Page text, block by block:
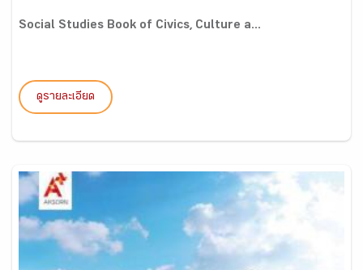
Social Studies Book of Civics, Culture a...
ดูรายละเอียด